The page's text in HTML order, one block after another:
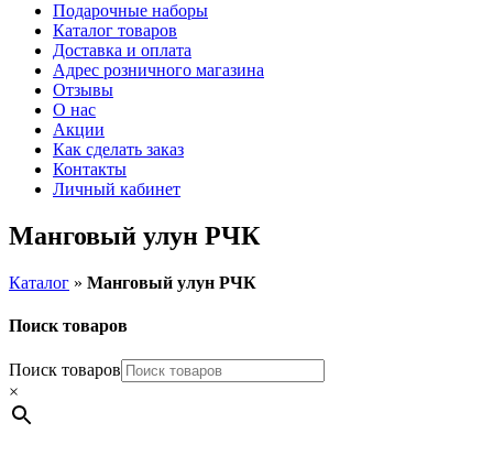
Подарочные наборы
Каталог товаров
Доставка и оплата
Адрес розничного магазина
Отзывы
О нас
Акции
Как сделать заказ
Контакты
Личный кабинет
Манговый улун РЧК
Каталог » Манговый улун РЧК
Поиск товаров
Поиск товаров
×